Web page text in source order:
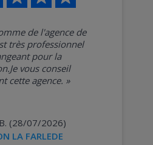
de l'agence de
très professionnel
pour la
vous conseil
cette agence. »
(28/07/2026)
LA FARLEDE